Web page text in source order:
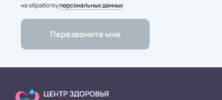
на обработкуперсональных данных